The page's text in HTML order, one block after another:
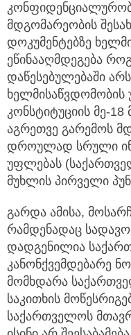
მდგომარეობის
დოკუმენტებზე
ეწინააღმდეგება
დაწესებულებაში
კონსტიტუციის მე-18
აგრეთვე გარემოს
დროულად სრული
უფლებას
მუხლის პირველი
გარდა ამისა,
რამდენადაც
დადგენილია
კანონქვემდებარე
მომხდარა
საკითხის
საქართველოს